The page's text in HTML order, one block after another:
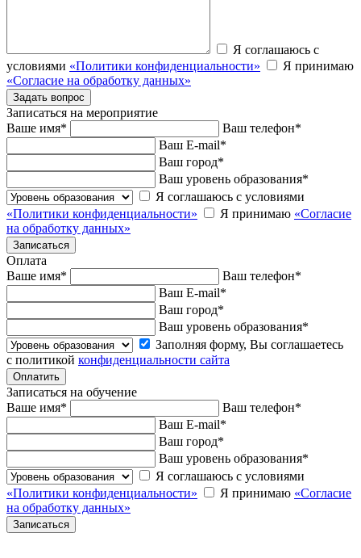
Я соглашаюсь с
условиями «Политики конфиденциальности»
Я принимаю
«Согласие на обработку данных»
Записаться на мероприятие
Ваше имя* Ваш телефон*
Ваш E-mail*
Ваш город*
Ваш уровень образования*
Я соглашаюсь с условиями
«Политики конфиденциальности»
Я принимаю «Согласие
на обработку данных»
Оплата
Ваше имя* Ваш телефон*
Ваш E-mail*
Ваш город*
Ваш уровень образования*
Заполняя форму, Вы соглашаетесь
с политикой конфиденциальности сайта
Записаться на обучение
Ваше имя* Ваш телефон*
Ваш E-mail*
Ваш город*
Ваш уровень образования*
Я соглашаюсь с условиями
«Политики конфиденциальности»
Я принимаю «Согласие
на обработку данных»